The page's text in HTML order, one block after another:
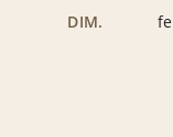
DIM.